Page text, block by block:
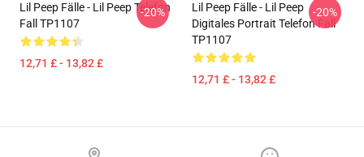
Lil Peep Fälle - Lil Peep Telefon
Fall TP1107
12,71 £ - 13,82 £
-20%
Lil Peep Fälle - Lil Peep
Digitales Portrait Telefon Fall
TP1107
12,71 £ - 13,82 £
-20%